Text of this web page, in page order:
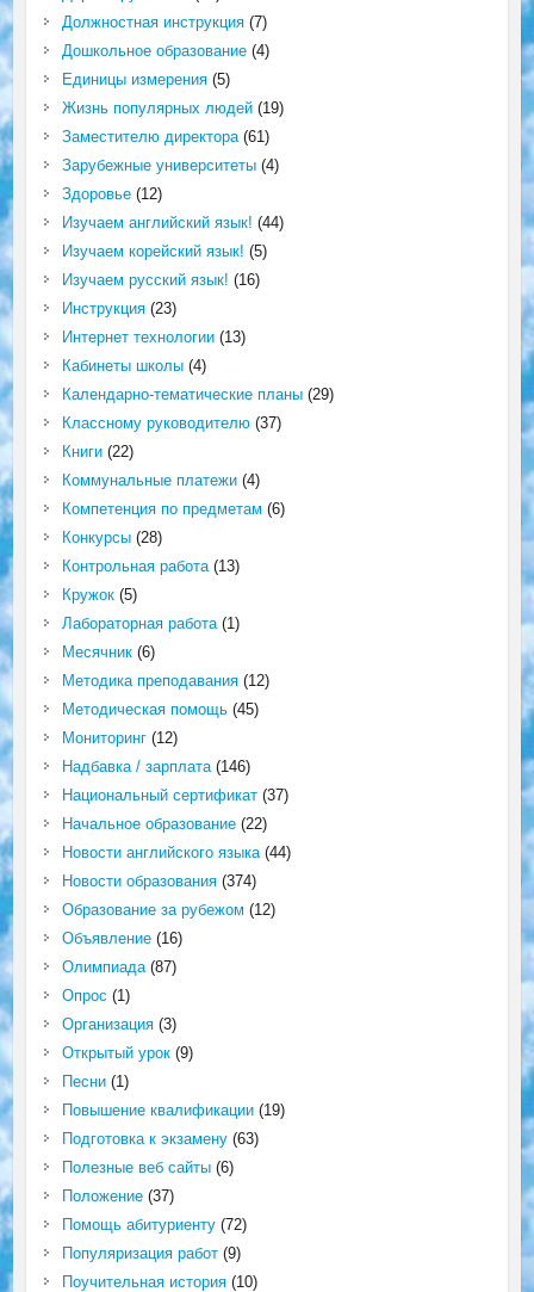
Должностная инструкция(7)
Дошкольное образование(4)
Единицы измерения(5)
Жизнь популярных людей(19)
Заместителю директора(61)
Зарубежные университеты(4)
Здоровье(12)
Изучаем английский язык! (44)
Изучаем корейский язык! (5)
Изучаем русский язык! (16)
Инструкция(23)
Интернет технологии(13)
Кабинеты школы(4)
Календарно-тематические планы(29)
Классному руководителю(37)
Книги(22)
Коммунальные платежи(4)
Компетенция по предметам (6)
Конкурсы(28)
Контрольная работа(13)
Кружок(5)
Лабораторная работа(1)
Месячник(6)
Методика преподавания(12)
Методическая помощь(45)
Мониторинг(12)
Надбавка / зарплата(146)
Национальный сертификат(37)
Начальное образование(22)
Новости английского языка(44)
Новости образования(374)
Образование за рубежом (12)
Объявление(16)
Олимпиада(87)
Опрос (1)
Организация(3)
Открытый урок(9)
Песни(1)
Повышение квалификации(19)
Подготовка к экзамену(63)
Полезные веб сайты(6)
Положение(37)
Помощь абитуриенту(72)
Популяризация работ(9)
Поучительная история(10)